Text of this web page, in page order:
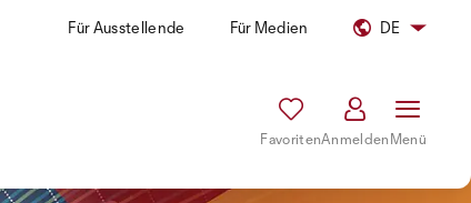
Für Ausstellende Für Medien DE
FavoritenAnmeldenMenü